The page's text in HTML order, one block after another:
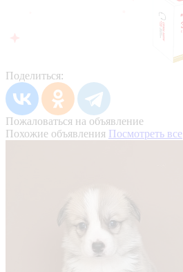
Поделиться:
Пожаловаться на объявление
Похожие объявления Посмотреть все